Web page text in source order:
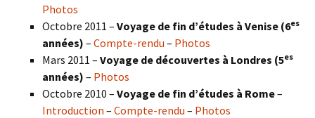
Photos
Octobre 2011 – Voyage de fin d’études à Venise (6es
années) – Compte-rendu – Photos
Mars 2011 – Voyage de découvertes à Londres (5es
années) – Photos
Octobre 2010 – Voyage de fin d’études à Rome–
Introduction – Compte-rendu – Photos